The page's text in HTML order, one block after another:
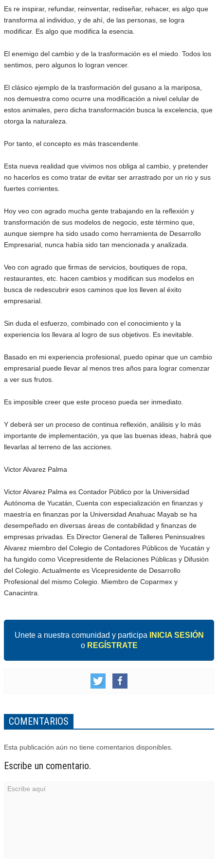
Es re inspirar, refundar, reinventar, rediseñar, rehacer, es algo que
transforma al individuo, y de ahí, de las personas, se logra
modificar. Es algo que modifica la esencia.
El enemigo del cambio y de la trasformación es el miedo. Todos los
sentimos, pero algunos lo logran vencer.
El clásico ejemplo de la trasformación del gusano a la mariposa,
nos demuestra como ocurre una modificación a nivel celular de
estos animales, pero dicha transformación busca la excelencia, que
otorga la naturaleza.
Por tanto, el concepto es más trascendente.
Esta nueva realidad que vivimos nos obliga al cambio, y pretender
no hacerlos es como tratar de evitar ser arrastrado por un rio y sus
fuertes corrientes.
Hoy veo con agrado mucha gente trabajando en la reflexión y
transformación de sus modelos de negocio, este término que,
aunque siempre ha sido usado como herramienta de Desarrollo
Empresarial, nunca había sido tan mencionada y analizada.
Veo con agrado que firmas de servicios, boutiques de ropa,
restaurantes, etc. hacen cambios y modifican sus modelos en
busca de redescubrir esos caminos que los lleven al éxito
empresarial.
Sin duda el esfuerzo, combinado con el conocimiento y la
experiencia los llevara al logro de sus objetivos. Es inevitable.
Basado en mi experiencia profesional, puedo opinar que un cambio
empresarial puede llevar al menos tres años para lograr comenzar
a ver sus frutos.
Es imposible creer que este proceso pueda ser inmediato.
Y deberá ser un proceso de continua reflexión, análisis y lo más
importante de implementación, ya que las buenas ideas, habrá que
llevarlas al terreno de las acciones.
Victor Alvarez Palma
Victor Alvarez Palma es Contador Público por la Universidad
Autónoma de Yucatán, Cuenta con especialización en finanzas y
maestría en finanzas por la Universidad Anahuac Mayab se ha
desempeñado en diversas áreas de contabilidad y finanzas de
empresas privadas. Es Director General de Talleres Peninsualres
Alvarez miembro del Colegio de Contadores Públicos de Yucatán y
ha fungido como Vicepresidente de Relaciones Públicas y Difusión
del Colegio. Actualmente es Vicepresidente de Desarrollo
Profesional del mismo Colegio. Miembro de Coparmex y
Canacintra.
Unete a nuestra comunidad y participa
INICIA SESIÓN
o REGÍSTRATE
COMENTARIOS
Esta publicación aún no tiene comentarios disponibles.
Escribe un comentario.